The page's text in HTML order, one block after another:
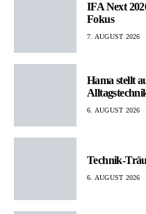
IFA Next
Fokus
7. AUGUST 2026
Hama stellt
6. AUGUST 2026
Technik-
6. AUGUST 2026